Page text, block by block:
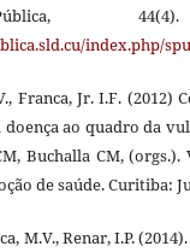
index.php/
Franca, Jr. I.F.
ao quadro da
Buchalla CM,
de saúde. Curitiba:
M.V., Renar, I.P.